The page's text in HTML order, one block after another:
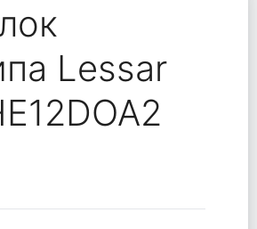
Lessar